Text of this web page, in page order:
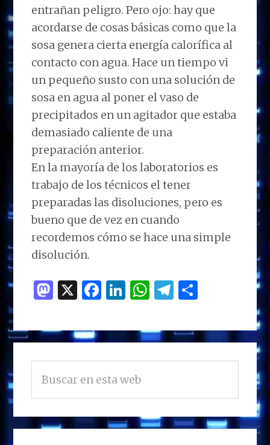
entrañan peligro. Pero ojo: hay que
acordarse de cosas básicas como que la
sosa genera cierta energía calorífica al
contacto con agua. Hace un tiempo vi
un pequeño susto con una solución de
sosa en agua al poner el vaso de
precipitados en un agitador que estaba
demasiado caliente de una
preparación anterior.
En la mayoría de los laboratorios es
trabajo de los técnicos el tener
preparadas las disoluciones, pero es
bueno que de vez en cuando
recordemos cómo se hace una simple
disolución.
M
to
d
o
n
X F
ce
b
o
o
k
Li
k
e
dI
n
W
at
s
A
p
T
e
g
ra
m
p
ar
r
LATERAL
PRINCIPAL
en
esta
web